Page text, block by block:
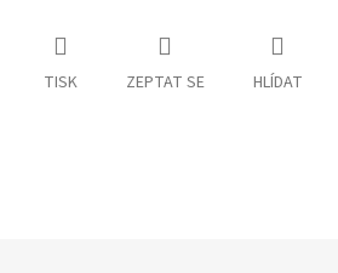
TISK ZEPTAT SE HLÍDAT